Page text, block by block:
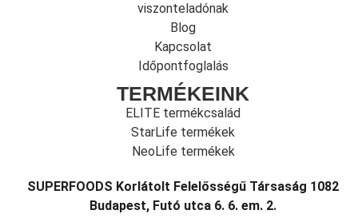
viszonteladónak
Blog
Kapcsolat
Időpontfoglalás
TERMÉKEINK
ELITE termékcsalád
StarLife termékek
NeoLife termékek
SUPERFOODS Korlátolt Felelősségű Társaság 1082
Budapest, Futó utca 6. 6. em. 2.